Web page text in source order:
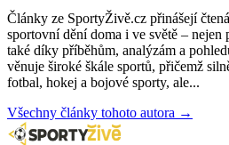
Články ze SportyŽivě.cz přinášejí
sportovní dění doma i ve světě –
také díky příběhům, analýzám a
věnuje široké škále sportů, přičemž
fotbal, hokej a bojové sporty, ale...
Všechny články tohoto autora →